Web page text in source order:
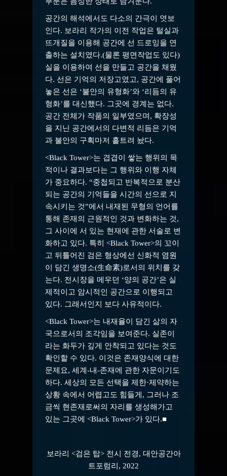
공간의 해석에서도 다소의 간극이 엿보
인다. 보라리 작가의 이전 작업은 털실과
뜨개질을 이용해 공간에 선 드로잉을 연
출하는 설치였다.(물론 평면작업도 있다)
실을 이용하여 선을 만들고 공간을 채웠
다. 선은 기억의 저장고였고, 공간에 풀어
놓은 선은 ‘불안의 유형화’와 ‘리듬의 유
형화’를 대신했다. 그곳에 경계는 없다.
공간 전체가 작품의 일부였으며, 확장성
을 지닌 공간에서의 다변적 리듬은 기억
과 불안의 구획마저 흩트려 놨다.
<Black Tower>는 겹겹이 쌓는 행위의 목
적이나 결과보다는 그 행위와 이행 자체
가 중요하다. “중첩되고 반복적으로 분산
되는 공간의 기억들을 시간의 선으로 지
속시키는 것”에서 내재된 무형의 언어를
통해 존재의 근원적인 것과 변화하는 것,
그 사이에 서 있는 현재에 관한 서술로 변
화하고 있다. 특히 <Black Tower>의 꼬이
고 뒤틀어진 검은 형상에선 신화적 염원
이 담긴 생명소(生命素)로서의 위치를 갖
는다. 전시장을 메우던 ‘양의 공간’은 실
제적이고 암시적인 공간으로 이행되고
있다. 그래서인지 보다 사유적이다.
<Black Tower>는 내재율이 담긴 삶의 자
국으로서의 조각임을 보여준다. 실존이
라는 화두가 깊게 안착되고 있다는 것도
확인할 수 있다. 이것은 존재양식에 대한
문제요, 세계-내-존재에 관한 자문이기도
하다. 세상의 모든 선택을 제한·제약하는
상황 속에서 어렵고도 힘들게, 그러나 조
금씩 현존재로써의 자리를 생성해가고
있는 그곳에 <Black Tower>가 있다.■
보라리 <검은 탑> 전시 전경, 대안공간아
트포럼리, 2022